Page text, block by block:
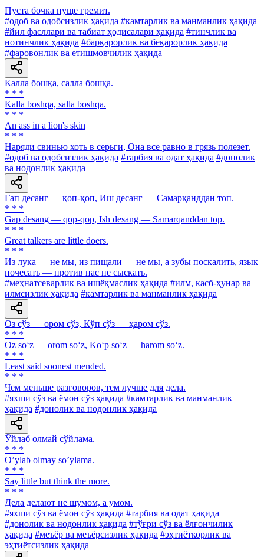
Пуста бочка пуще гремит.
#одоб ва одобсизлик ҳақида #камтарлик ва манманлик ҳақида
#йил фасллари ва табиат ҳодисалари ҳақида #тинчлик ва
нотинчлик ҳақида #барқарорлик ва беқарорлик ҳақида
#фаровонлик ва етишмовчилик ҳақида
Калла бошқа, салла бошқа.
* * *
Kalla boshqa, salla boshqa.
* * *
An ass in a lion's skin
* * *
Наряди свинью хоть в серьги, Она все равно в грязь полезет.
#одоб ва одобсизлик ҳақида #тарбия ва одат ҳақида #донолик
ва нодонлик ҳақида
Гап десанг — қоп-қоп, Иш десанг — Самарқанддан топ.
* * *
Gap desang — qop-qop, Ish desang — Samarqanddan top.
* * *
Great talkers are little doers.
* * *
Из лука — не мы, из пищали — не мы, а зубы поскалить, язык
почесать — против нас не сыскать.
#меҳнатсеварлик ва ишёқмаслик ҳақида #илм, касб-ҳунар ва
илмсизлик ҳақида #камтарлик ва манманлик ҳақида
Оз сўз — ором сўз, Кўп сўз — ҳаром сўз.
* * *
Oz so‘z — orom so‘z, Ko‘p so‘z — harom so‘z.
* * *
Least said soonest mended.
* * *
Чем меньше разговоров, тем лучше для дела.
#яхши сўз ва ёмон сўз ҳақида #камтарлик ва манманлик
ҳақида #донолик ва нодонлик ҳақида
Ўйлаб олмай сўйлама.
* * *
Oʼylab olmay soʼylama.
* * *
Say little but think the more.
* * *
Дела делают не шумом, а умом.
#яхши сўз ва ёмон сўз ҳақида #тарбия ва одат ҳақида
#донолик ва нодонлик ҳақида #тўғри сўз ва ёлғончилик
ҳақида #меъёр ва меъёрсизлик ҳақида #эҳтиёткорлик ва
эҳтиётсизлик ҳақида